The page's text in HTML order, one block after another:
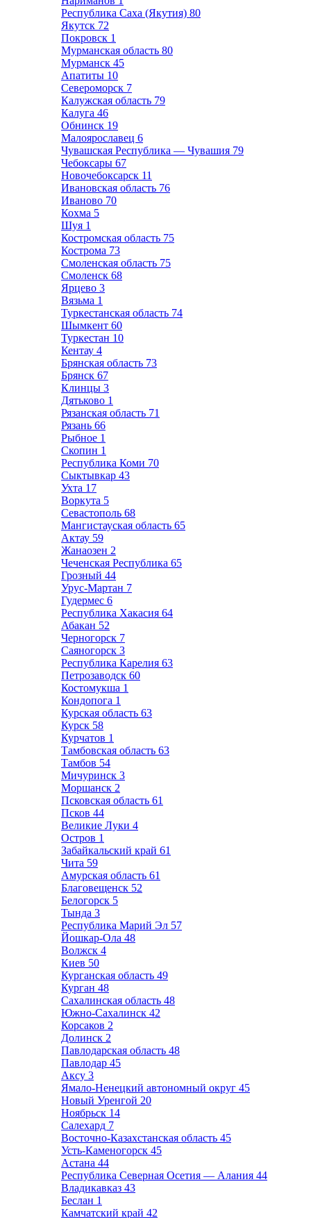
Республика Саха (Якутия) 80
Якутск 72
Покровск 1
Мурманская область 80
Мурманск 45
Апатиты 10
Североморск 7
Калужская область 79
Калуга 46
Обнинск 19
Малоярославец 6
Чувашская Республика — Чувашия 79
Чебоксары 67
Новочебоксарск 11
Ивановская область 76
Иваново 70
Кохма 5
Шуя 1
Костромская область 75
Кострома 73
Смоленская область 75
Смоленск 68
Ярцево 3
Вязьма 1
Туркестанская область 74
Шымкент 60
Туркестан 10
Кентау 4
Брянская область 73
Брянск 67
Клинцы 3
Дятьково 1
Рязанская область 71
Рязань 66
Рыбное 1
Скопин 1
Республика Коми 70
Сыктывкар 43
Ухта 17
Воркута 5
Севастополь 68
Мангистауская область 65
Актау 59
Жанаозен 2
Чеченская Республика 65
Грозный 44
Урус-Мартан 7
Гудермес 6
Республика Хакасия 64
Абакан 52
Черногорск 7
Саяногорск 3
Республика Карелия 63
Петрозаводск 60
Костомукша 1
Кондопога 1
Курская область 63
Курск 58
Курчатов 1
Тамбовская область 63
Тамбов 54
Мичуринск 3
Моршанск 2
Псковская область 61
Псков 44
Великие Луки 4
Остров 1
Забайкальский край 61
Чита 59
Амурская область 61
Благовещенск 52
Белогорск 5
Тында 3
Республика Марий Эл 57
Йошкар-Ола 48
Волжск 4
Киев 50
Курганская область 49
Курган 48
Сахалинская область 48
Южно-Сахалинск 42
Корсаков 2
Долинск 2
Павлодарская область 48
Павлодар 45
Аксу 3
Ямало-Ненецкий автономный округ 45
Новый Уренгой 20
Ноябрьск 14
Салехард 7
Восточно-Казахстанская область 45
Усть-Каменогорск 45
Астана 44
Республика Северная Осетия — Алания 44
Владикавказ 43
Беслан 1
Камчатский край 42